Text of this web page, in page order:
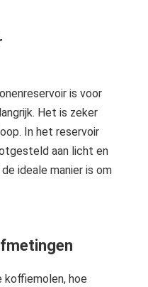
is voor
Het is zeker
In het reservoir
aan licht en
ideale manier is om
koffiemolen, hoe